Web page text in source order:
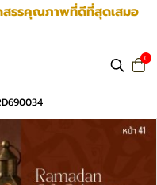
ดสรรคุณภาพที่ดีที่สุดเสมอ
0